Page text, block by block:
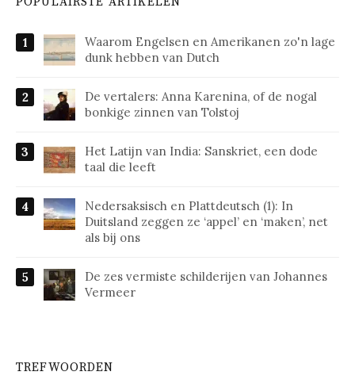
Waarom Engelsen en Amerikanen zo'n lage
dunk hebben van Dutch
De vertalers: Anna Karenina, of de nogal
bonkige zinnen van Tolstoj
Het Latijn van India: Sanskriet, een dode
taal die leeft
Nedersaksisch en Plattdeutsch (1): In
Duitsland zeggen ze ‘appel’ en ‘maken’, net
als bij ons
De zes vermiste schilderijen van Johannes
Vermeer
TREFWOORDEN